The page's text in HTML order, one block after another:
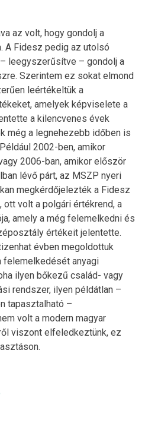
az volt, hogy gondolj a
A Fidesz pedig az utolsó
leegyszerűsítve – gondolj a
Szerintem ez sokat elmond
leértékeltük a
amelyek képviselete a
a kilencvenes évek
még a legnehezebb időben is
2002-ben, amikor
2006-ban, amikor először
lévő párt, az MSZP nyeri
megkérdőjelezték a Fidesz
ott volt a polgári értékrend, a
amely a még felemelkedni és
értékeit jelentette.
évben megoldottuk
felemelkedését anyagi
ilyen bőkezű család- vagy
rendszer, ilyen példátlan –
tapasztalható –
volt a modern magyar
viszont elfeledkeztünk, ez